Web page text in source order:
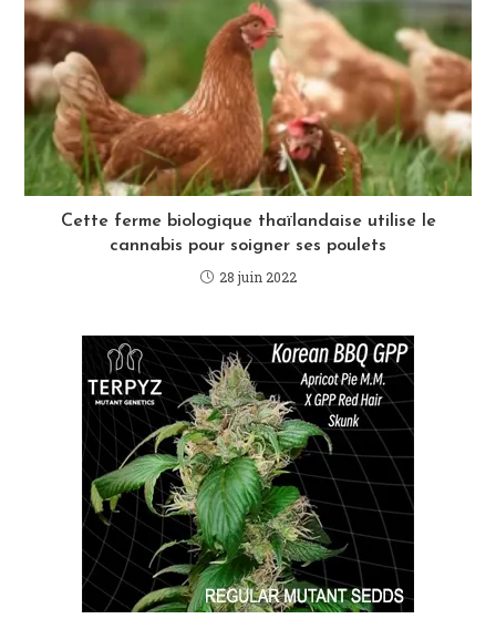
Cette ferme biologique thaïlandaise utilise le
cannabis pour soigner ses poulets
28 juin 2022